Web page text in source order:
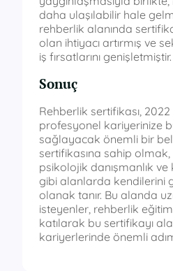
daha ulaşılabilir hale
rehberlik alanında
olan ihtiyacı artırmış ve
iş fırsatlarını genişletmiştir.
Sonuç
Rehberlik sertifikası, 2022
profesyonel kariyerinize
sağlayacak önemli bir
sertifikasına sahip
psikolojik danışmanlık
gibi alanlarda kendilerini
olanak tanır. Bu alanda
isteyenler, rehberlik
katılarak bu sertifikayı
kariyerlerinde önemli